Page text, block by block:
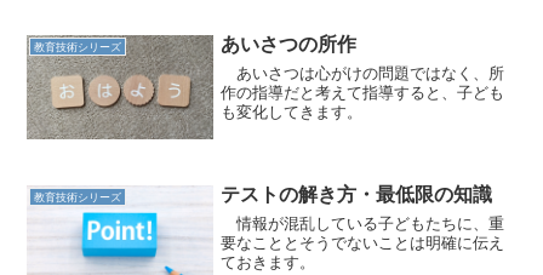
教育技術シリーズ あいさつの所作
あいさつは心がけの問題ではなく、所
作の指導だと考えて指導すると、子ども
も変化してきます。
教育技術シリーズ テストの解き方・最低限の知識
情報が混乱している子どもたちに、重
要なこととそうでないことは明確に伝え
ておきます。